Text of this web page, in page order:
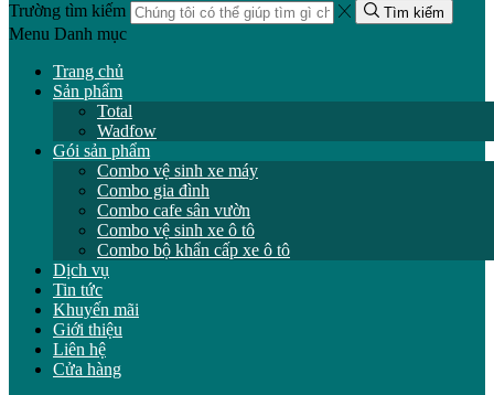
Trường tìm kiếm Tìm kiếm
Menu Danh mục
Trang chủ
Sản phẩm
Total
Wadfow
Gói sản phẩm
Combo vệ sinh xe máy
Combo gia đình
Combo cafe sân vườn
Combo vệ sinh xe ô tô
Combo bộ khẩn cấp xe ô tô
Dịch vụ
Tin tức
Khuyến mãi
Giới thiệu
Liên hệ
Cửa hàng